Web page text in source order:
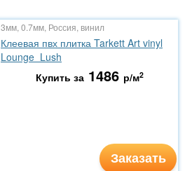
3мм, 0.7мм, Россия, винил
Клеевая пвх плитка Tarkett Art vinyl
Lounge Lush
Купить за 1486 р/м2
Заказать